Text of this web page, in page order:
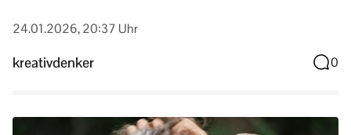
24.01.2026, 20:37 Uhr
kreativdenker 0